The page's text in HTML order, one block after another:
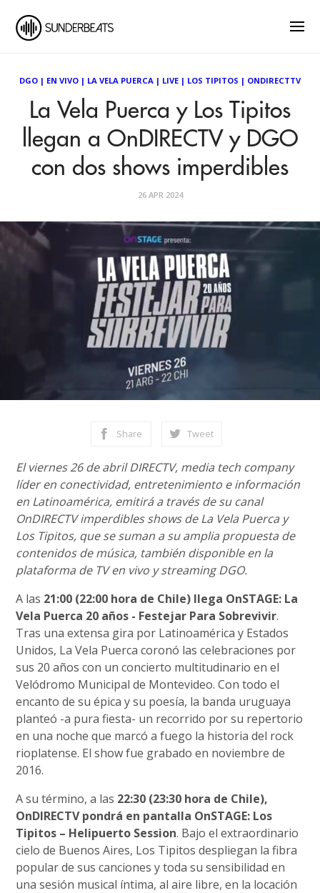
DGO | EN VIVO | LA VELA PUERCA | LIVE | LOS TIPITOS | ONDIRECTTV
La Vela Puerca y Los Tipitos
llegan a OnDIRECTV y DGO
con dos shows imperdibles
26 APR 2024
Share Tweet
El viernes 26 de abril DIRECTV, media tech company
líder en conectividad, entretenimiento e información
en Latinoamérica, emitirá a través de su canal
OnDIRECTV imperdibles shows de La Vela Puerca y
Los Tipitos, que se suman a su amplia propuesta de
contenidos de música, también disponible en la
plataforma de TV en vivo y streaming DGO.
A las 21:00 (22:00 hora de Chile) llega OnSTAGE: La
Vela Puerca 20 años - Festejar Para Sobrevivir.
Tras una extensa gira por Latinoamérica y Estados
Unidos, La Vela Puerca coronó las celebraciones por
sus 20 años con un concierto multitudinario en el
Velódromo Municipal de Montevideo. Con todo el
encanto de su épica y su poesía, la banda uruguaya
planteó -a pura fiesta- un recorrido por su repertorio
en una noche que marcó a fuego la historia del rock
rioplatense. El show fue grabado en noviembre de
2016.
A su término, a las 22:30 (23:30 hora de Chile),
OnDIRECTV pondrá en pantalla OnSTAGE: Los
Tipitos – Helipuerto Session. Bajo el extraordinario
cielo de Buenos Aires, Los Tipitos despliegan la fibra
popular de sus canciones y toda su sensibilidad en
una sesión musical íntima, al aire libre, en la locación